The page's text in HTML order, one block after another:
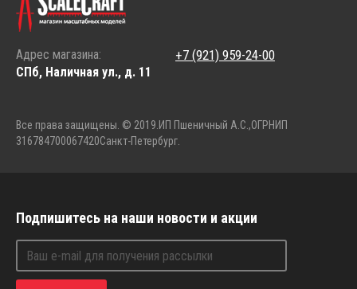
Адрес магазина:
СПб, Наличная ул., д. 11
+7 (921) 959-24-00
Все права защищены. © 2019. ИП Пшеничный А.С.,ОГРНИП
316784700067420Санкт-Петербург.
Подпишитесь на наши новости и акции